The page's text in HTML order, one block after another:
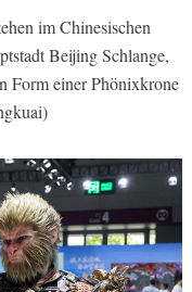
im Chinesischen
Beijing Schlange,
Form einer Phönixkrone